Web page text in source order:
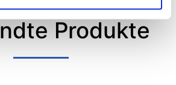
Produkte